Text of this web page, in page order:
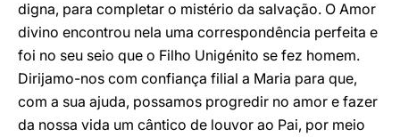
digna, para completar o mistério da salvação. O Amor
divino encontrou nela uma correspondência perfeita e
foi no seu seio que o Filho Unigénito se fez homem.
Dirijamo-nos com confiança filial a Maria para que,
com a sua ajuda, possamos progredir no amor e fazer
da nossa vida um cântico de louvor ao Pai, por meio